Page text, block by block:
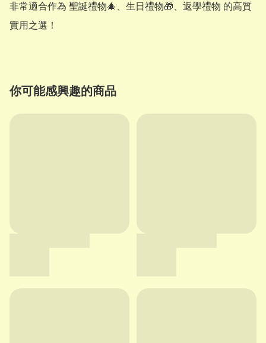
非常適合作為 聖誕禮物🎄、生日禮物🎁、返學禮物 的高質
你可能感興趣的商品